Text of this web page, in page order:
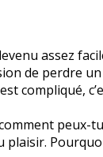
assez
de perdre
compliqué,
peux-
plaisir.